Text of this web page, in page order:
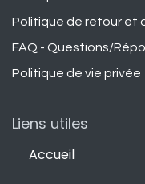
Politique de retour et
FAQ - Questions/
Politique de vie privée
Liens utiles
Accueil